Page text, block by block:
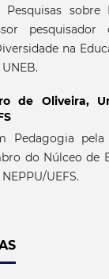
sobre
na
de Oliveira,
Pedagogia
do Núlceo de
UEFS.